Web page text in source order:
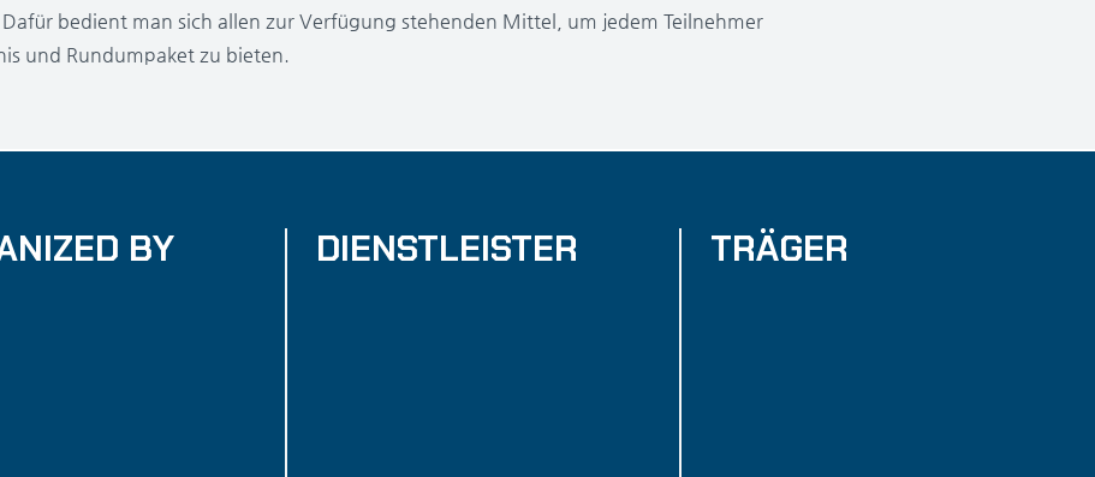
bedient man sich allen zur Verfügung stehenden Mittel, um jedem Teilnehmer
und Rundumpaket zu bieten.
BY DIENSTLEISTER TRÄGER